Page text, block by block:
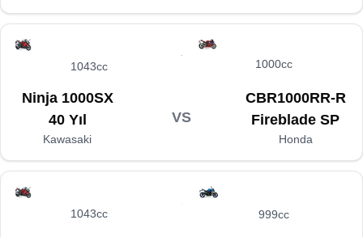
1043cc 1000cc
Ninja 1000SX
40 Yıl
Kawasaki
VS
CBR1000RR-R
Fireblade SP
Honda
1043cc 999cc